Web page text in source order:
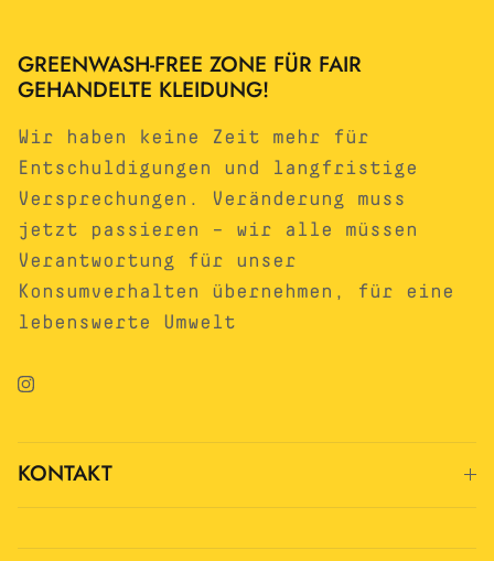
GREENWASH-FREE ZONE FÜR FAIR
GEHANDELTE KLEIDUNG!
Wir haben keine Zeit mehr für
Entschuldigungen und langfristige
Versprechungen. Veränderung muss
jetzt passieren – wir alle müssen
Verantwortung für unser
Konsumverhalten übernehmen, für eine
lebenswerte Umwelt
Instagram
KONTAKT